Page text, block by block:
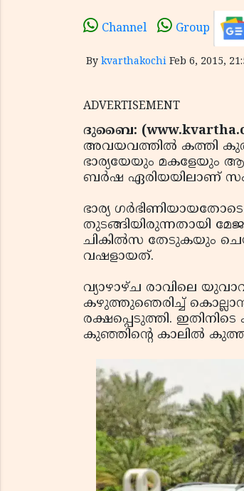
Channel Group
By kvarthakochi Feb 6, 2015,
ADVERTISEMENT
ദുബൈ:
അവയവത്തില്‍ കത്തി
ഭാര്യയേയും മകളേയും
ബര്‍ഷ ഏരിയയിലാണ്
ഭാര്യ
തുടങ്ങിയിരുന്നതായി
ചികില്‍സ തേടുകയും
വഷളായത്.
വ്യാഴാഴ്ച രാവിലെ
കഴുത്തുഞെരിച്ച്
രക്ഷപ്പെടുത്തി.
കുഞ്ഞിന്റെ കാലില്‍